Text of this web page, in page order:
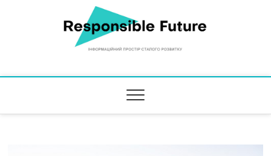
Responsible Future